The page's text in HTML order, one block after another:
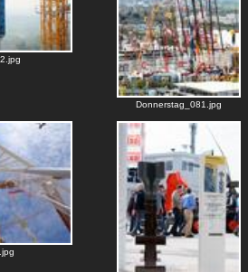
Donnerstag_081.jpg